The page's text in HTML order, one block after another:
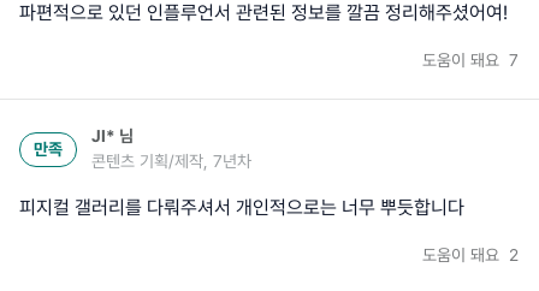
파편적으로 있던 인플루언서 관련된 정보를 깔끔 정리해주셨어여!
도움이 돼요 7
만족
JI* 님
콘텐츠 기획/제작, 7년차
피지컬 갤러리를 다뤄주셔서 개인적으로는 너무 뿌듯합니다
도움이 돼요 2